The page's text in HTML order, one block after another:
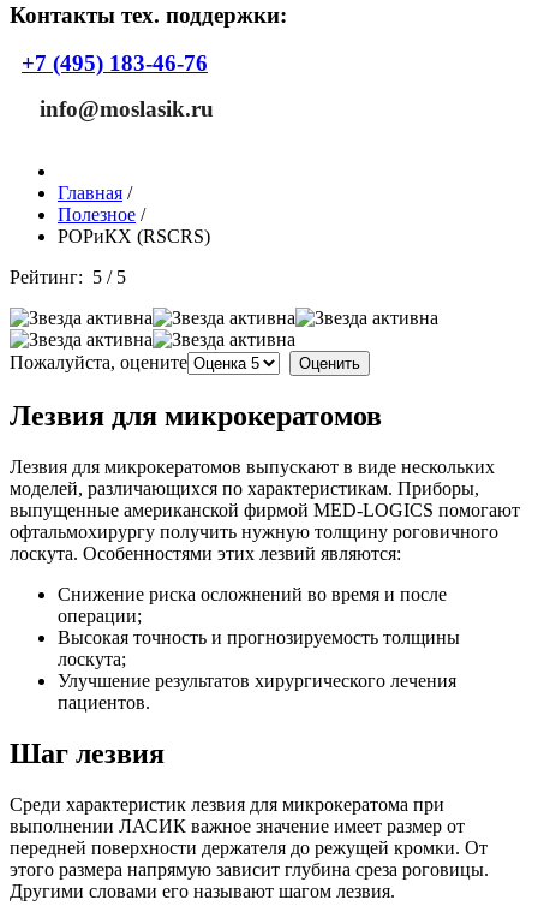
Контакты тех. поддержки:
+7 (495) 183-46-76
info@moslasik.ru
Главная /
Полезное /
РОРиКХ (RSCRS)
Рейтинг: 5 / 5
Пожалуйста, оцените
Лезвия для микрокератомов
Лезвия для микрокератомов выпускают в виде нескольких
моделей, различающихся по характеристикам. Приборы,
выпущенные американской фирмой MED-LOGICS помогают
офтальмохирургу получить нужную толщину роговичного
лоскута. Особенностями этих лезвий являются:
Снижение риска осложнений во время и после
операции;
Высокая точность и прогнозируемость толщины
лоскута;
Улучшение результатов хирургического лечения
пациентов.
Шаг лезвия
Среди характеристик лезвия для микрокератома при
выполнении ЛАСИК важное значение имеет размер от
передней поверхности держателя до режущей кромки. От
этого размера напрямую зависит глубина среза роговицы.
Другими словами его называют шагом лезвия.